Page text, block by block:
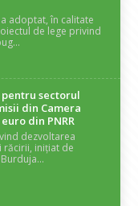
adoptat, în calitate
de lege privind
sectorul
din Camera
din PNRR
dezvoltarea
răcirii, inițiat de